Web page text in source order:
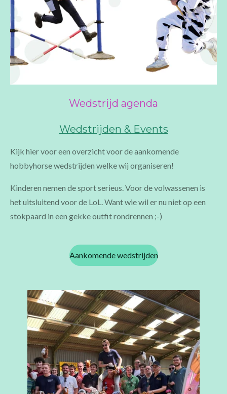
Wedstrijd agenda
Wedstrijden & Events
Kijk hier voor een overzicht voor de aankomende
hobbyhorse wedstrijden welke wij organiseren!
Kinderen nemen de sport serieus. Voor de volwassenen is
het uitsluitend voor de LoL. Want wie wil er nu niet op een
stokpaard in een gekke outfit rondrennen ;-)
Aankomende wedstrijden